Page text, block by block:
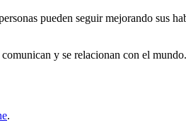
pueden seguir mejorando sus
y se relacionan con el
.